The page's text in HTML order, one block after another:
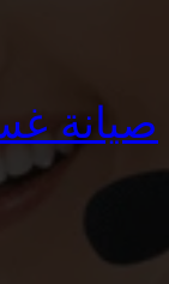
صيانة